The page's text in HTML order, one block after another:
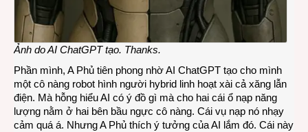
Ảnh do AI ChatGPT tạo. Thanks.
Phần mình, A Phủ tiên phong nhờ AI ChatGPT tạo cho mình
một cô nàng robot hình người hybrid linh hoạt xài cả xăng lẫn
điện. Mà hỗng hiểu AI có ý đồ gì mà cho hai cái ổ nạp năng
lượng nằm ở hai bên bầu ngực cô nàng. Cái vụ nạp nó nhạy
cảm quá á. Nhưng A Phủ thích ý tưởng của AI lắm đó. Cái này